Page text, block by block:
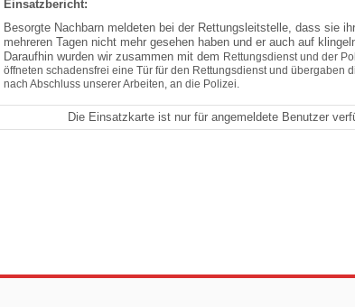
Einsatzbericht:
Besorgte Nachbarn meldeten bei der Rettungsleitstelle, dass sie
mehreren Tagen nicht mehr gesehen haben und er auch auf
Daraufhin wurden wir zusammen mit dem Rettungsdienst und der
öffneten schadensfrei eine Tür für den Rettungsdienst und übergaben
nach Abschluss unserer Arbeiten, an die Polizei.
Die Einsatzkarte ist nur für angemeldete Benutzer